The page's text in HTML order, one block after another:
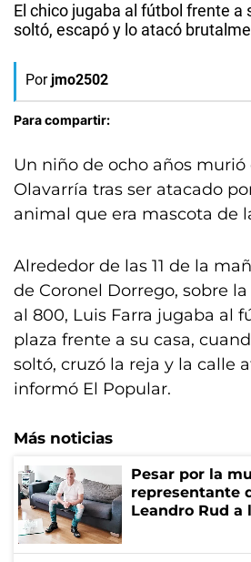
El chico jugaba al fútbol frente a
soltó, escapó y lo atacó
Por jmo2502
Para compartir:
Un niño de ocho años murió
Olavarría tras ser atacado
animal que era mascota de
Alrededor de las 11 de la
de Coronel Dorrego, sobre
al 800, Luis Farra jugaba al
plaza frente a su casa,
soltó, cruzó la reja y la calle
informó El Popular.
Más noticias
Pesar por la
representante
Leandro Rud a